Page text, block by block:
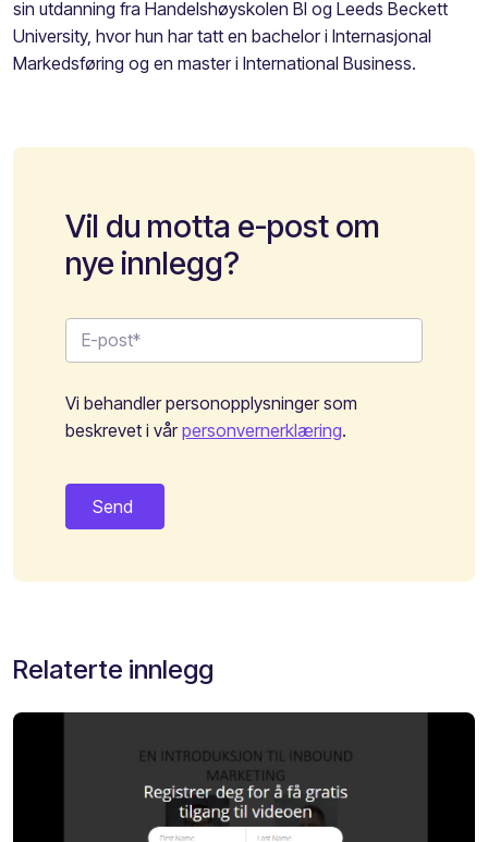
sin utdanning fra Handelshøyskolen BI og Leeds Beckett
University, hvor hun har tatt en bachelor i Internasjonal
Markedsføring og en master i International Business.
Vil du motta e-post om
nye innlegg?
Vi behandler personopplysninger som
beskrevet i vårpersonvernerklæring.
Relaterte innlegg